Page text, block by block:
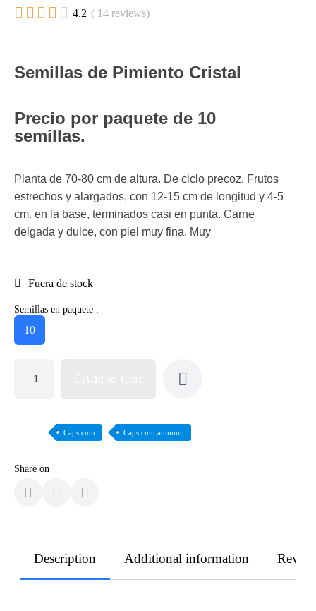
     4.2 ( 14 reviews)
Semillas de Pimiento Cristal
Precio por paquete de 10
semillas.
Planta de 70-80 cm de altura. De ciclo precoz. Frutos
estrechos y alargados, con 12-15 cm de longitud y 4-5
cm. en la base, terminados casi en punta. Carne
delgada y dulce, con piel muy fina. Muy
Fuera de stock
Semillas en paquete :
10
Capsicum Capsicum annuum
Share on
Description Additional information